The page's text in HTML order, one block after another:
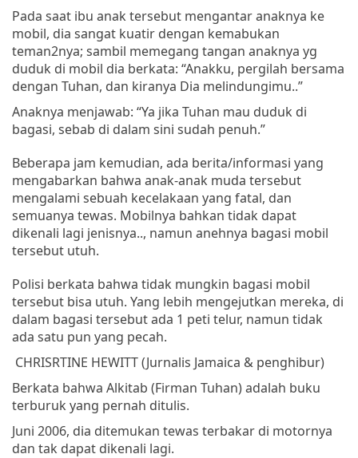
Pada saat ibu anak tersebut mengantaranaknya ke
mobil, dia sangat kuatir dengan kemabukan
teman2nya; sambil memegang tangan anaknya yg
duduk di mobil dia berkata: “Anakku, pergilah bersama
dengan Tuhan, dan kiranya Dia melindungimu..”
Anaknya menjawab: “Ya jika Tuhan mau duduk di
bagasi, sebab di dalam sini sudah penuh.”
Beberapa jam kemudian, ada berita/informasi yang
mengabarkan bahwa anak-anak muda tersebut
mengalami sebuah kecelakaan yang fatal, dan
semuanya tewas. Mobilnya bahkan tidak dapat
dikenali lagi jenisnya.., namun anehnya bagasi mobil
tersebut utuh.
Polisi berkata bahwa tidak mungkin bagasi mobil
tersebut bisa utuh. Yang lebih mengejutkan mereka, di
dalam bagasi tersebut ada 1 peti telur, namun tidak
ada satu pun yang pecah.
CHRISRTINE HEWITT (Jurnalis Jamaica & penghibur)
Berkata bahwa Alkitab (Firman Tuhan)adalah buku
terburuk yang pernah ditulis.
Juni 2006, dia ditemukan tewas terbakar di motornya
dan tak dapat dikenali lagi.